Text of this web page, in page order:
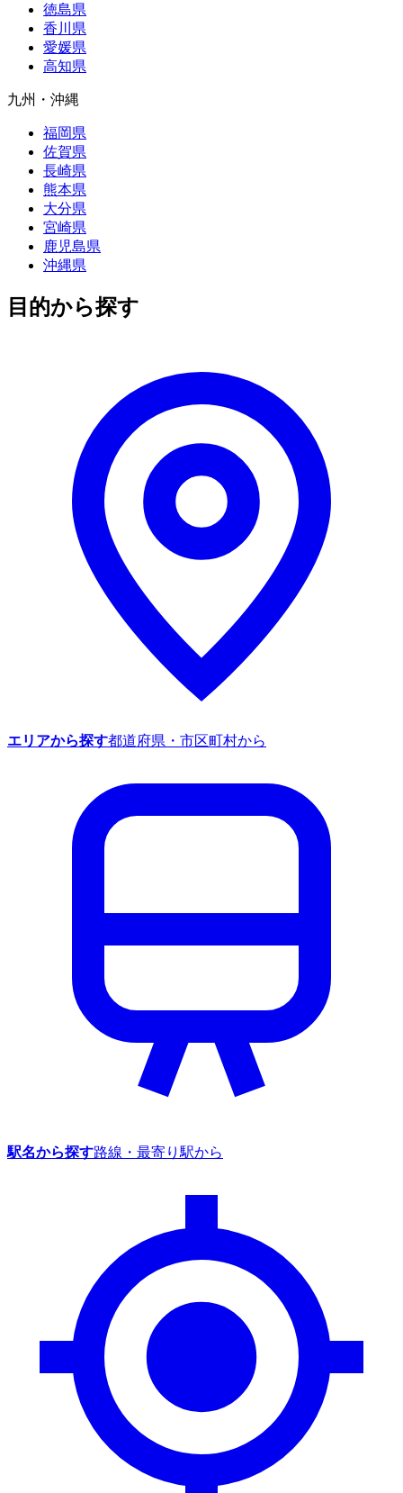
徳島県
香川県
愛媛県
高知県
九州・沖縄
福岡県
佐賀県
長崎県
熊本県
大分県
宮崎県
鹿児島県
沖縄県
目的から探す
エリアから探す都道府県・市区町村から
駅名から探す路線・最寄り駅から